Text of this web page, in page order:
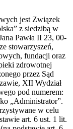
jest Związek
z siedzibą w
Pawła II 23, 00-
stowarzyszeń,
fundacji oraz
zdrowotnej
przez Sąd
XII Wydział
pod numerem:
„Administrator”.
w celu
art. 6 ust. 1 lit.